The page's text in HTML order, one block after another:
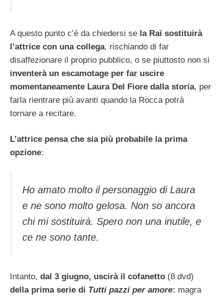
A questo punto c’è da chiedersi se la Rai sostituirà
l’attrice con una collega, rischiando di far
disaffezionare il proprio pubblico, o se piuttosto non si
inventerà un escamotage per far uscire
momentaneamente Laura Del Fiore dalla storia, per
farla rientrare più avanti quando la Rocca potrà
tornare a recitare.
L’attrice pensa che sia più probabile la prima
opzione:
Ho amato molto il personaggio di Laura
e ne sono molto gelosa. Non so ancora
chi mi sostituirà. Spero non una inutile, e
ce ne sono tante.
Intanto, dal 3 giugno, uscirà il cofanetto (8 dvd)
della prima serie di Tutti pazzi per amore: magra